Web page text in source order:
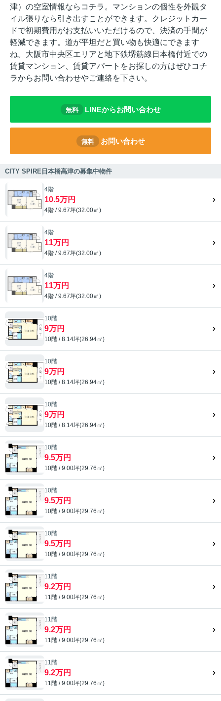
津）の空室情報ならコチラ。マンションの個性を外観タ
イル張りなら引き出すことができます。クレジットカー
ドで初期費用がお支払いいただけるので、決済の手間が
軽減できます。道が平坦だと買い物も快適にできます
ね。大阪市中央区エリアと地下鉄堺筋線日本橋付近での
賃貸マンション、賃貸アパートをお探しの方はぜひコチ
ラからお問い合わせやご連絡を下さい。
無料 LINEからお問い合わせ
無料 お問い合わせ
CITY SPIRE日本橋高津の募集中物件
4階
10.5万円
4階 / 9.67坪(32.00㎡)
4階
11万円
4階 / 9.67坪(32.00㎡)
4階
11万円
4階 / 9.67坪(32.00㎡)
10階
9万円
10階 / 8.14坪(26.94㎡)
10階
9万円
10階 / 8.14坪(26.94㎡)
10階
9万円
10階 / 8.14坪(26.94㎡)
10階
9.5万円
10階 / 9.00坪(29.76㎡)
10階
9.5万円
10階 / 9.00坪(29.76㎡)
10階
9.5万円
10階 / 9.00坪(29.76㎡)
11階
9.2万円
11階 / 9.00坪(29.76㎡)
11階
9.2万円
11階 / 9.00坪(29.76㎡)
11階
9.2万円
11階 / 9.00坪(29.76㎡)